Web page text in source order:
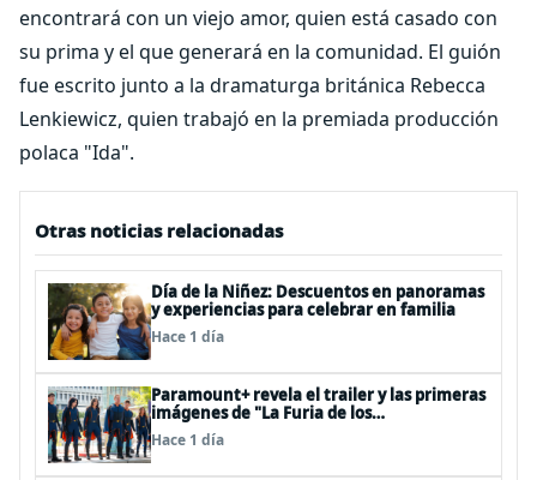
encontrará con un viejo amor, quien está casado con
su prima y el que generará en la comunidad. El guión
fue escrito junto a la dramaturga británica Rebecca
Lenkiewicz, quien trabajó en la premiada producción
polaca "Ida".
Otras noticias relacionadas
Día de la Niñez: Descuentos en panoramas
y experiencias para celebrar en familia
Hace 1 día
Paramount+ revela el trailer y las primeras
imágenes de "La Furia de los
Thundermans"
Hace 1 día